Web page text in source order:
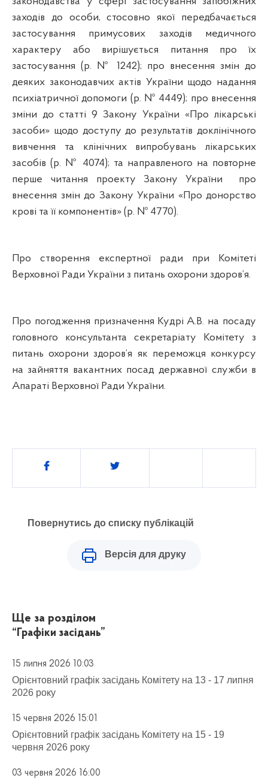
заходів до особи, стосовно якої передбачається
застосування примусових заходів медичного
характеру або вирішується питання про їх
застосування (р. № 1242); про внесення змін до
деяких законодавчих актів України щодо надання
психіатричної допомоги (р. № 4449); про внесення
зміни до статті 9 Закону України «Про лікарські
засоби» щодо доступу до результатів доклінічного
вивчення та клінічних випробувань лікарських
засобів (р. № 4074); та направленого на повторне
перше читання проекту Закону України
про
внесення змін до Закону України «Про донорство
крові та її компонентів» (р. № 4770).
Про створення експертної ради при Комітеті
Верховної Ради України з питань охорони здоров’я.
Про погодження призначення Кудрі А.В. на посаду
головного консультанта секретаріату Комітету з
питань охорони здоров’я як переможця конкурсу
на зайняття вакантних посад державної служби в
Апараті Верховної Ради України.
Поділитись
Повернутись до списку публікацій
Версія для друку
Ще за розділом
“Графіки засідань”
15 липня 2026 10:03
Орієнтовний графік засідань Комітету на 13 - 17 липня
2026 року
15 червня 2026 15:01
Орієнтовний графік засідань Комітету на 15 - 19
червня 2026 року
03 червня 2026 16:00